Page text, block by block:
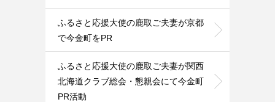
ふるさと応援大使の鹿取ご夫妻が京都
で今金町をPR
ふるさと応援大使の鹿取ご夫妻が関西
北海道クラブ総会・懇親会にて今金町
PR活動